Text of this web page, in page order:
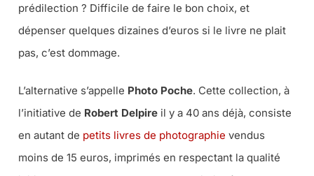
prédilection ? Difficile de faire le bon choix, et
dépenser quelques dizaines d’euros si le livre ne plait
pas, c’est dommage.
L’alternative s’appelle Photo Poche. Cette collection, à
l’initiative de Robert Delpire il y a 40 ans déjà, consiste
en autant de petits livres de photographie vendus
moins de 15 euros, imprimés en respectant la qualité